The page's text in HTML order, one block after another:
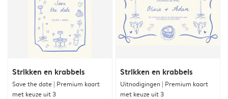
Strikken en krabbels
Save the date | Premium kaart
met keuze uit 3
Strikken en krabbels
Uitnodigingen | Premium kaart
met keuze uit 3